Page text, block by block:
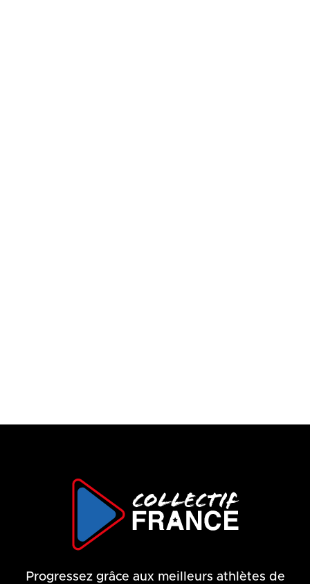
Progressez grâce aux meilleurs athlètes de